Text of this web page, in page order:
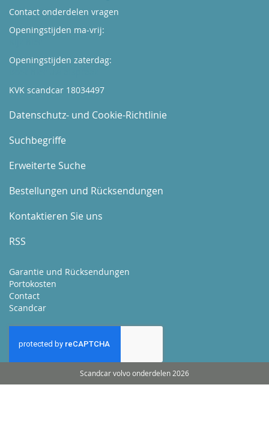
Contact onderdelen vragen
Openingstijden ma-vrij:
Openingstijden zaterdag:
KVK scandcar 18034497
Datenschutz- und Cookie-Richtlinie
Suchbegriffe
Erweiterte Suche
Bestellungen und Rücksendungen
Kontaktieren Sie uns
RSS
Garantie und Rücksendungen
Portokosten
Contact
Scandcar
Scandcar volvo onderdelen 2026